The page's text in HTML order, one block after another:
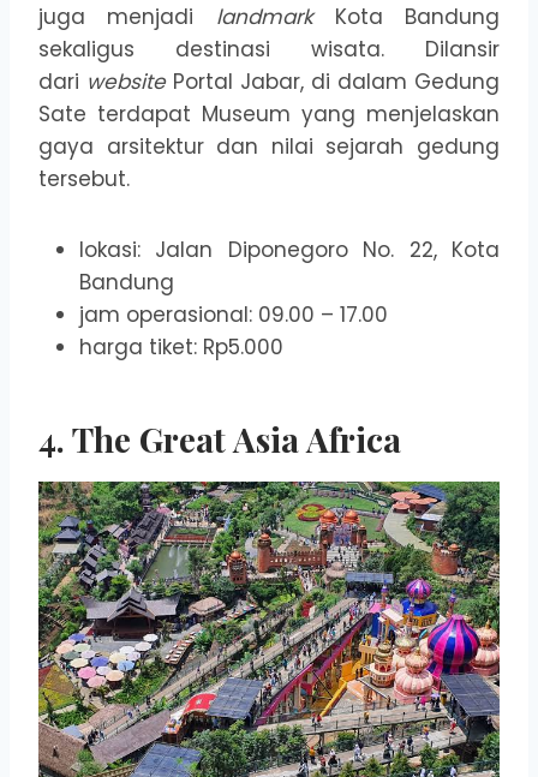
juga menjadi landmark Kota Bandung
sekaligus destinasi wisata. Dilansir
dari websitePortal Jabar, di dalam Gedung
Sate terdapat Museum yang menjelaskan
gaya arsitektur dan nilai sejarah gedung
tersebut.
lokasi: Jalan Diponegoro No. 22, Kota
Bandung
jam operasional: 09.00 – 17.00
harga tiket: Rp5.000
4. The Great Asia Africa